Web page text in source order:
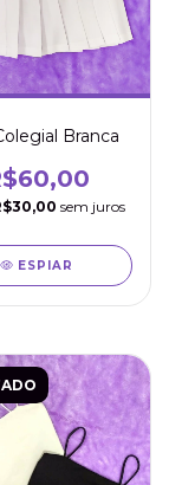
Branca
sem juros
ESPIAR